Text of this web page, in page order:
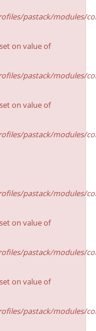
pastack/modules/
on value of
pastack/modules/
on value of
pastack/modules/
pastack/modules/
on value of
pastack/modules/
on value of
pastack/modules/